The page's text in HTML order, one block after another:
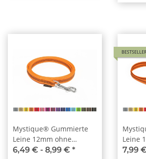
Mystique® Gummierte
Leine 12mm ohne
Handschlaufe Standard
6,49 € - 8,99 € *
Leine
7,99